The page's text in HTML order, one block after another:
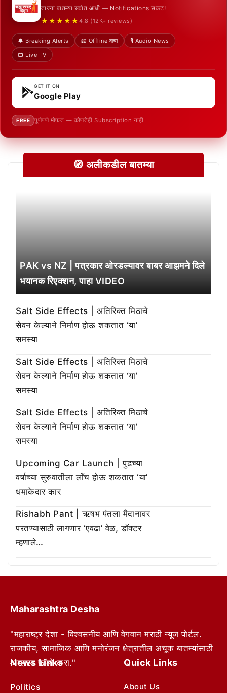
ताज्या बातम्या सर्वात आधी — Notifications सकट!
★★★★★ 4.8 (12K+ reviews)
🔔 Breaking Alerts 📖 Offline वाचा
🎙️ Audio News
📺 Live TV
GET IT ON
Google Play
FREE पूर्णपणे मोफत — कोणतेही Subscription नाही
🧭 अलीकडील बातम्या
PAK vs NZ | पत्रकार ओरडल्यावर बाबर आझमने दिले
भयानक रिएक्शन, पाहा VIDEO
Salt Side Effects | अतिरिक्त मिठाचे
सेवन केल्याने निर्माण होऊ शकतात ‘या’
समस्या
Salt Side Effects | अतिरिक्त मिठाचे
सेवन केल्याने निर्माण होऊ शकतात ‘या’
समस्या
Salt Side Effects | अतिरिक्त मिठाचे
सेवन केल्याने निर्माण होऊ शकतात ‘या’
समस्या
Upcoming Car Launch | पुढच्या
वर्षाच्या सुरुवातीला लाँच होऊ शकतात ‘या’
धमाकेदार कार
Rishabh Pant | ऋषभ पंतला मैदानावर
परतण्यासाठी लागणार ‘एवढा’ वेळ, डॉक्टर
म्हणाले…
Maharashtra Desha
"महाराष्ट्र देशा - विश्वसनीय आणि वेगवान मराठी न्यूज पोर्टल.
राजकीय, सामाजिक आणि मनोरंजन क्षेत्रातील अचूक बातम्यांसाठी
आम्हाला फॉलो करा."
News Links
Politics
Quick Links
About Us